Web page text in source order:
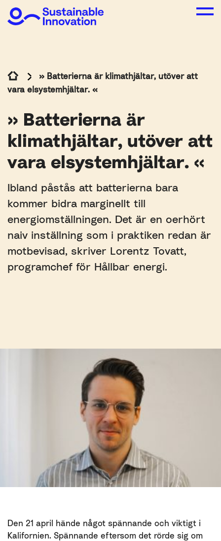
» Batterierna är klimathjältar, utöver att
vara elsystemhjältar. «
» Batterierna är
klimathjältar, utöver att
vara elsystemhjältar. «
Ibland påstås att batterierna bara
kommer bidra marginellt till
energiomställningen. Det är en oerhört
naiv inställning som i praktiken redan är
motbevisad, skriver Lorentz Tovatt,
programchef för Hållbar energi.
Den 21 april hände något spännande och viktigt i
Kalifornien. Spännande eftersom det rörde sig om